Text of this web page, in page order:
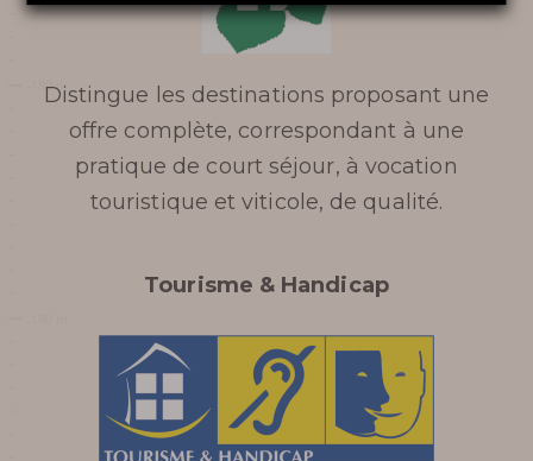
LA TOURNÉE INSOLITE
En apprendre
plus
HISTOIRE DU GOUFFRE
GÉANT DE CABRESPINE
Distingue les destinations proposant une
offre complète, correspondant à une
pratique de court séjour, à vocation
touristique et viticole, de qualité.
Tourisme & Handicap